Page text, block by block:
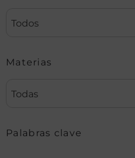
Todos
Materias
Todas
Palabras clave